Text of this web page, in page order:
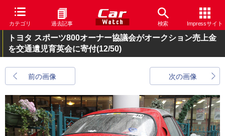
カテゴリ 過去記事 検索 Impressサイト
トヨタ スポーツ800オーナー協議会がオークション売上金
を交通遺児育英会に寄付(12/50)
前の画像 次の画像